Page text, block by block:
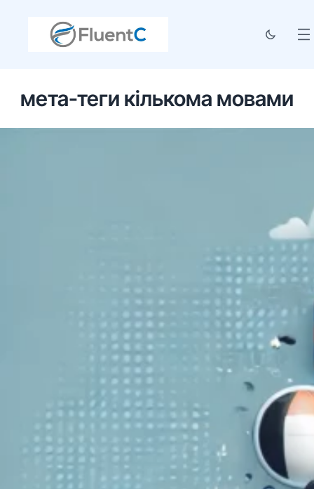
мета-теги кількома мовами